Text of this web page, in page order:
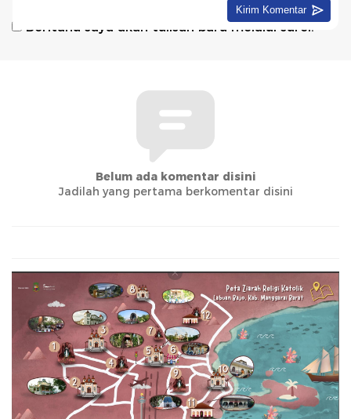
Beritahu saya akan tulisan baru melalui surel.
Belum ada komentar disini
Jadilah yang pertama berkomentar disini